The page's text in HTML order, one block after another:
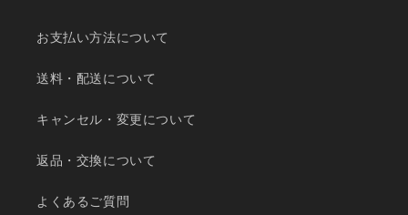
お支払い方法について
送料・配送について
キャンセル・変更について
返品・交換について
よくあるご質問